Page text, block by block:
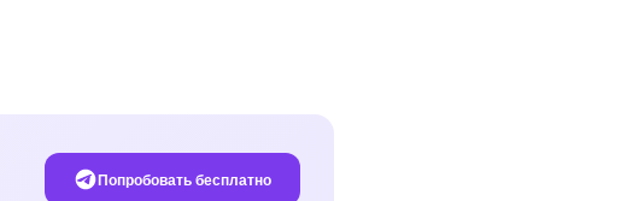
Попробовать бесплатно